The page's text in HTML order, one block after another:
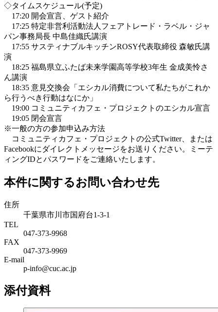
◇タイムスケジュール(予定)
17:20 開会宣言、ゲスト紹介
17:25 特定非営利活動法人フェアトレード・ラベル・ジャ
パン事務局長 中島佳織氏講演
17:55 サスティナブルキッチンROSY代表取締役 森敏氏講
演
18:25 福島県立ふたば未来学園高等学校3年生 金成美怜さ
ん講演
18:35 意見交換会「エシカル消費について私たちがこれか
ら行うべき行動はなにか」
19:00 コミュニティカフェ・プロジェクトのエシカル宣言
19:05 閉会宣言
※一般の方の参加申込み方法
コミュニティカフェ・プロジェクトの公式Twitter、または
Facebookにダイレクトメッセージをお送りください。ミーテ
ィングIDとパスワードをご連絡いたします。
本件に関するお問い合わせ先
住所
千葉県市川市国府台1-3-1
TEL
047-373-9968
FAX
047-373-9969
E-mail
p-info@cuc.ac.jp
添付資料